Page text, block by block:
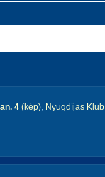
4 (kép), Nyugdíjas Klub